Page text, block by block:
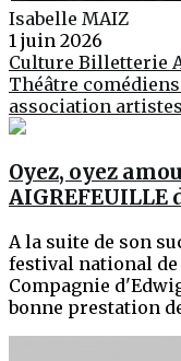
Isabelle MAIZ
1 juin 2026
Culture Billetterie
Théâtre comédiens
association artistes
Oyez, oyez
AIGREFEUILLE
A la suite de son
festival national de
Compagnie
bonne prestation